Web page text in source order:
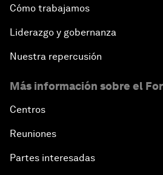
Cómo trabajamos
Liderazgo y gobernanza
Nuestra repercusión
Más información sobre el
Centros
Reuniones
Partes interesadas